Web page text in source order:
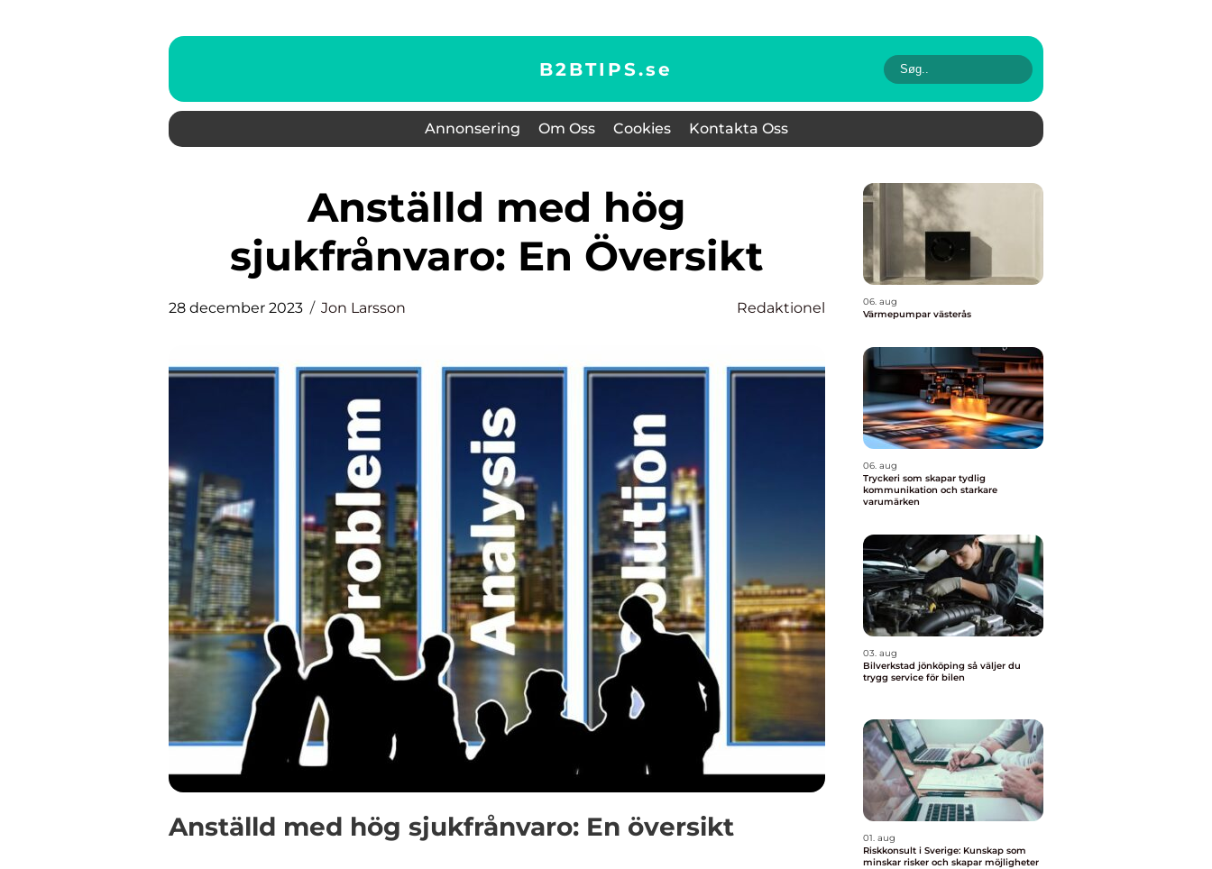
B2BTIPS.se
Annonsering Om Oss Cookies Kontakta Oss
Anställd med hög
sjukfrånvaro: En Översikt
28 december 2023 Jon Larsson Redaktionel
Anställd med hög sjukfrånvaro: En översikt
06. aug
Värmepumpar västerås
06. aug
Tryckeri som skapar tydlig
kommunikation och starkare
varumärken
03. aug
Bilverkstad jönköping så väljer du
trygg service för bilen
01. aug
Riskkonsult i Sverige: Kunskap som
minskar risker och skapar möjligheter